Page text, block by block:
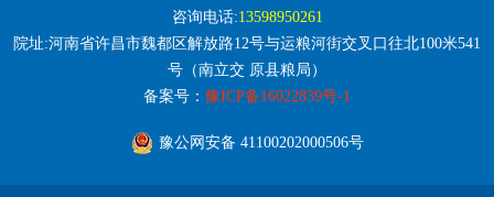
咨询电话:13598950261
院址:河南省许昌市魏都区解放路12号与运粮河街交叉口往北100米541
号（南立交 原县粮局）
备案号： 豫ICP备16022839号-1
豫公网安备 41100202000506号